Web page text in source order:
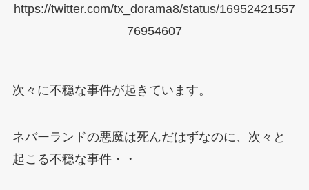
https://twitter.com/tx_dorama8/status/16952421557
76954607
次々に不穏な事件が起きています。
ネバーランドの悪魔は死んだはずなのに、次々と
起こる不穏な事件・・